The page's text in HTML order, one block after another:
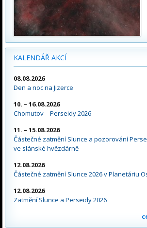
KALENDÁŘ AKCÍ
08.08.2026
Den a noc na Jizerce
10. – 16.08.2026
Chomutov – Perseidy 2026
11. – 15.08.2026
Částečné zatmění Slunce a pozorování
ve slánské hvězdárně
12.08.2026
Částečné zatmění Slunce 2026 v Planetáriu
12.08.2026
Zatmění Slunce a Perseidy 2026